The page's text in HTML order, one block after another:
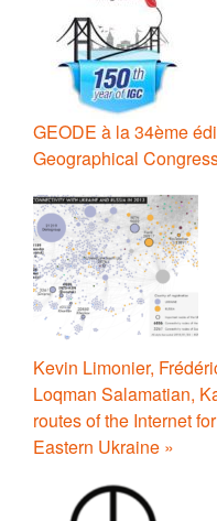
GEODE à la 34ème
Geographical
Kevin Limonier,
Loqman Salamatian,
routes of the Internet
Eastern Ukraine »